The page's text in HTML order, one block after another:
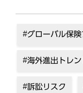
グローバル保
海外進出トレン
訴訟リスク